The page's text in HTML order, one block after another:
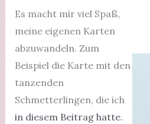
Es macht mir viel Spaß,
meine eigenen Karten
abzuwandeln. Zum
Beispiel die Karte mit den
tanzenden
Schmetterlingen, die ich
in diesem Beitrag hatte.